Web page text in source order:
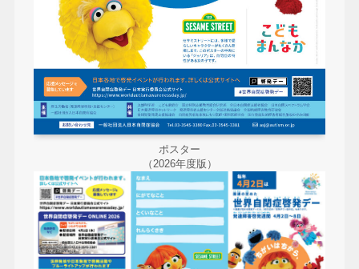
ポスター
（2026年度版）